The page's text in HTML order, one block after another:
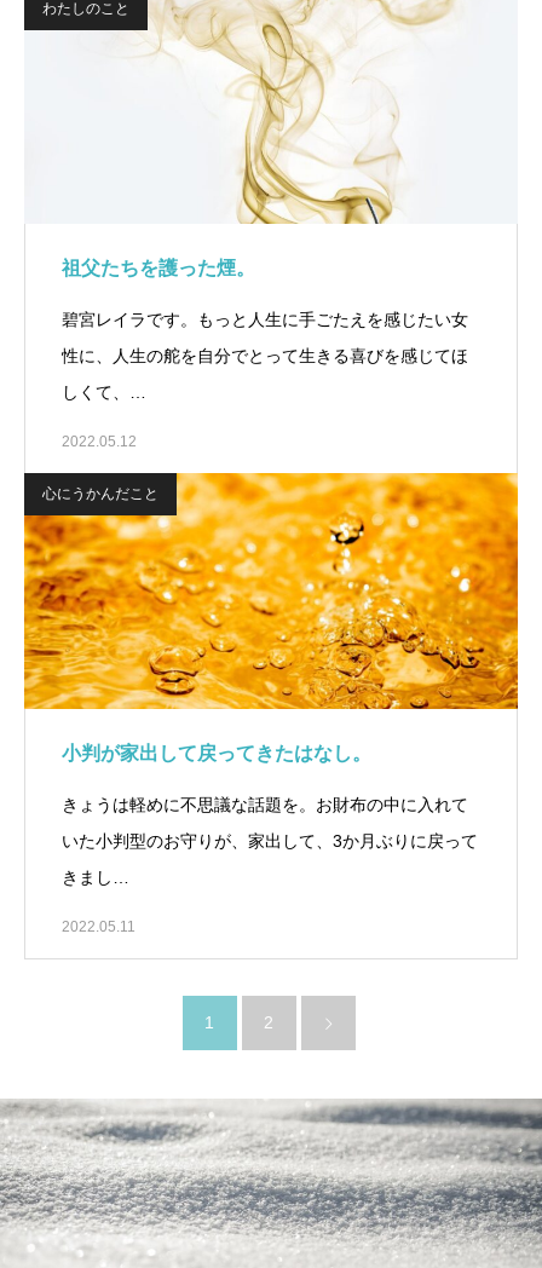
わたしのこと
祖父たちを護った煙。
碧宮レイラです。もっと人生に手ごたえを感じたい女
性に、人生の舵を自分でとって生きる喜びを感じてほ
しくて、…
2022.05.12
心にうかんだこと
小判が家出して戻ってきたはなし。
きょうは軽めに不思議な話題を。お財布の中に入れて
いた小判型のお守りが、家出して、3か月ぶりに戻って
きまし…
2022.05.11
1 2